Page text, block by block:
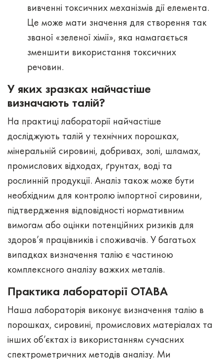
вивченні токсичних механізмів дії елемента.
Це може мати значення для створення так
званої «зеленої хімії», яка намагається
зменшити використання токсичних
речовин.
У яких зразках найчастіше
визначають талій?
На практиці лабораторії найчастіше
досліджують талій у технічних порошках,
мінеральній сировині, добривах, золі, шламах,
промислових відходах, ґрунтах, воді та
рослинній продукції. Аналіз також може бути
необхідним для контролю імпортної сировини,
підтвердження відповідності нормативним
вимогам або оцінки потенційних ризиків для
здоров’я працівників і споживачів. У багатьох
випадках визначення талію є частиною
комплексного аналізу важких металів.
Практика лабораторії ОТАВА
Наша лабораторія виконує визначення талію в
порошках, сировині, промислових матеріалах та
інших об’єктах із використанням сучасних
спектрометричних методів аналізу. Ми